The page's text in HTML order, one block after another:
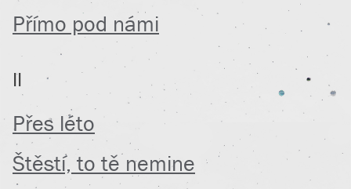
Přímo pod námi
II
Přes léto
Štěstí, to tě nemine